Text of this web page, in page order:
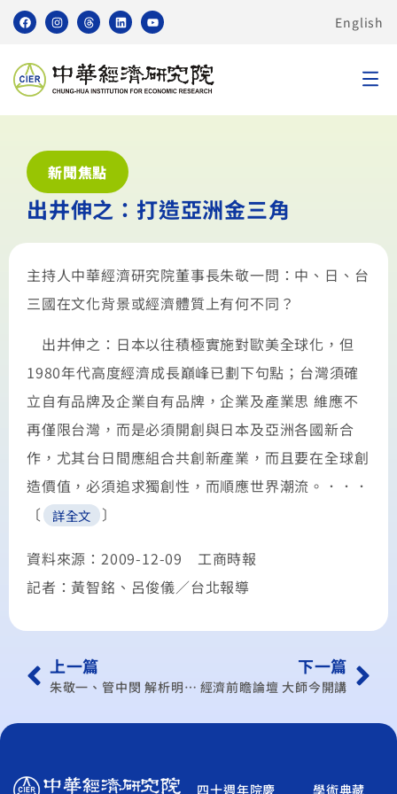
English
新聞焦點
出井伸之：打造亞洲金三角
主持人中華經濟研究院董事長朱敬一問：中、日、台
三國在文化背景或經濟體質上有何不同？
出井伸之：日本以往積極實施對歐美全球化，但
1980年代高度經濟成長巔峰已劃下句點；台灣須確
立自有品牌及企業自有品牌，企業及產業思 維應不
再僅限台灣，而是必須開創與日本及亞洲各國新合
作，尤其台日間應組合共創新產業，而且要在全球創
造價值，必須追求獨創性，而順應世界潮流。．．．
〔
詳全文 〕
資料來源：2009-12-09 工商時報
記者：黃智銘、呂俊儀／台北報導
上一篇
朱敬一、管中閔 解析明年經濟
下一篇
經濟前瞻論壇 大師今開講
四十週年院慶 學術典藏